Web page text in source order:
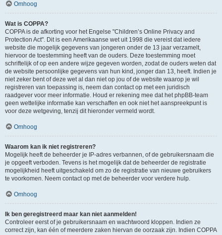
Omhoog
Wat is COPPA?
COPPA is de afkorting voor het Engelse "Children’s Online Privacy and
Protection Act". Dit is een Amerikaanse wet uit 1998 die vereist dat iedere
website die mogelijk gegevens van jongeren onder de 13 jaar verzamelt,
hiervoor de toestemming heeft van de ouders. Deze toestemming moet
schriftelijk of op een andere wijze gegeven worden, zodat de ouders weten dat
de website persoonlijke gegevens van hun kind, jonger dan 13, heeft. Indien je
niet zeker bent of deze wet al dan niet op jou of de website waarop je wil
registreren van toepassing is, neem dan contact op met een juridisch
raadgever voor meer informatie. Houd er rekening mee dat het phpBB-team
geen wettelijke informatie kan verschaffen en ook niet het aanspreekpunt is
voor deze wetgeving, tenzij dit hieronder vermeld wordt.
Omhoog
Waarom kan ik niet registreren?
Mogelijk heeft de beheerder je IP-adres verbannen, of de gebruikersnaam die
je opgeeft verboden. Tevens is het mogelijk dat de beheerder de registratie
mogelijkheid heeft uitgeschakeld om zo de registratie van nieuwe gebruikers
te voorkomen. Neem contact op met de beheerder voor verdere hulp.
Omhoog
Ik ben geregistreerd maar kan niet aanmelden!
Controleer eerst of je gebruikersnaam en wachtwoord kloppen. Indien ze
correct zijn, kan één of meerdere zaken hiervan de oorzaak zijn. Indien COPPA